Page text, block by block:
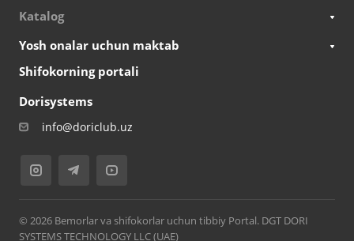
Katalog
Yosh onalar uchun maktab
Shifokorning portali
Dorisystems
info@doriclub.uz
© 2026 Bemorlar va shifokorlar uchun tibbiy Portal. DGT DORI
SYSTEMS TECHNOLOGY LLC (UAE)